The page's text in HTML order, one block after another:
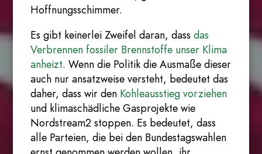
Hoffnungsschimmer.
Es gibt keinerlei Zweifel daran, dassdas
Verbrennen fossiler Brennstoffe unser Klima
anheizt. Wenn die Politik die Ausmaße dieser
auch nur ansatzweise versteht, bedeutet das
daher, dass wir den Kohleausstieg vorziehen
und klimaschädliche Gasprojekte wie
Nordstream2 stoppen. Es bedeutet, dass
alle Parteien, die bei den Bundestagswahlen